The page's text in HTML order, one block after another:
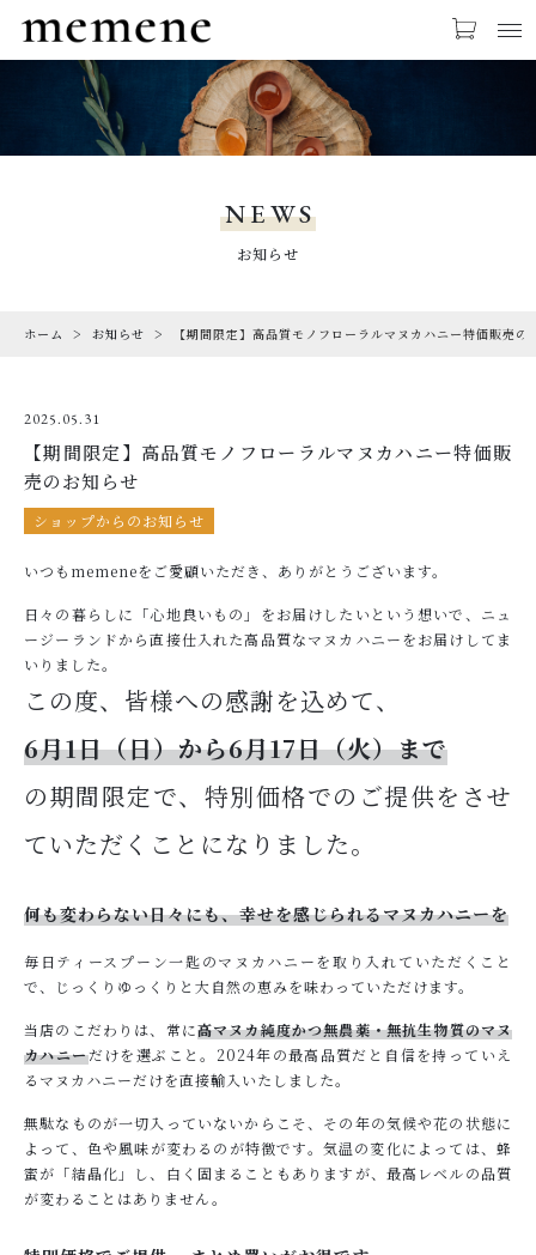
MANUKA HONEY
PRODUCTS
NEWS
お知らせ
SHOPPING GUIDE
ショッピングガイド
お問い合わせ
OFFICIAL SITE
エムズコレクタブルズ
NEWS
お知らせ
ホーム お知らせ 【期間限定】高品質モノフローラルマヌカハニー特価販売の
2025.05.31
【期間限定】高品質モノフローラルマヌカハニー特価販
売のお知らせ
ショップからのお知らせ
いつもmemeneをご愛顧いただき、ありがとうございます。
日々の暮らしに「心地良いもの」をお届けしたいという想いで、ニュ
ージーランドから直接仕入れた高品質なマヌカハニーをお届けしてま
いりました。
この度、皆様への感謝を込めて、
6月1日（日）から6月17日（火）まで
の期間限定で、特別価格でのご提供をさせ
ていただくことになりました。
何も変わらない日々にも、幸せを感じられるマヌカハニーを
毎日ティースプーン一匙のマヌカハニーを取り入れていただくこと
で、じっくりゆっくりと大自然の恵みを味わっていただけます。
当店のこだわりは、常に高マヌカ純度かつ無農薬・無抗生物質のマヌ
カハニーだけを選ぶこと。2024年の最高品質だと自信を持っていえ
るマヌカハニーだけを直接輸入いたしました。
無駄なものが一切入っていないからこそ、その年の気候や花の状態に
よって、色や風味が変わるのが特徴です。気温の変化によっては、蜂
蜜が「結晶化」し、白く固まることもありますが、最高レベルの品質
が変わることはありません。